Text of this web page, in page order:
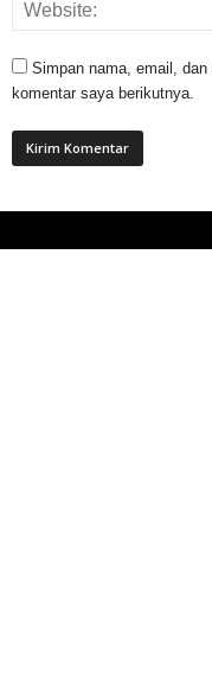
Simpan nama, email,
komentar saya berikutnya.